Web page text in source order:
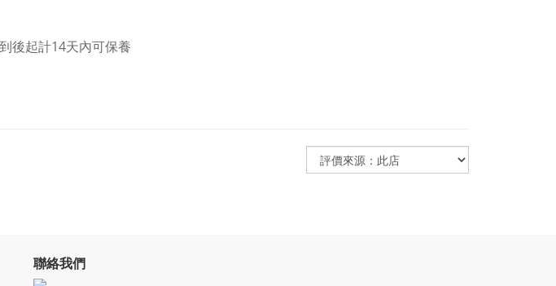
後起計14天內可保養
聯絡我們